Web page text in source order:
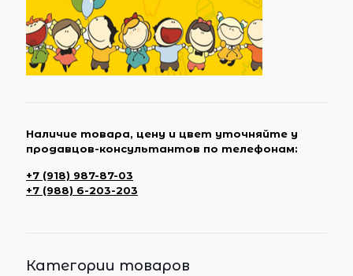
Наличие товара, цену и цвет уточняйте у
продавцов-консультантов по телефонам:
+7 (918) 987-87-03
+7 (988) 6-203-203
Категории товаров